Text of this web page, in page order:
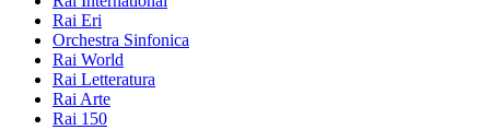
Rai Eri
Orchestra Sinfonica
Rai World
Rai Letteratura
Rai Arte
Rai 150